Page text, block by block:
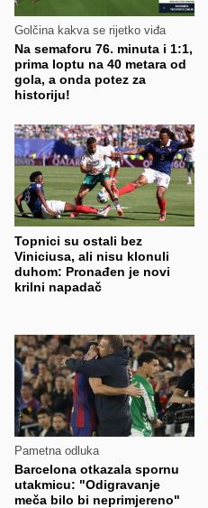
Golčina kakva se rijetko viđa
Na semaforu 76. minuta i 1:1,
prima loptu na 40 metara od
gola, a onda potez za
historiju!
Topnici su ostali bez
Viniciusa, ali nisu klonuli
duhom: Pronađen je novi
krilni napadač
Pametna odluka
Barcelona otkazala spornu
utakmicu: "Odigravanje
meča bilo bi neprimjereno"